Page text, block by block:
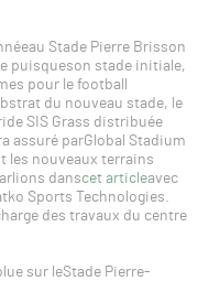
Stade Pierre Brisson
puisqueson stade initiale,
pour le football
du nouveau stade, le
SIS Grass distribuée
assuré parGlobal Stadium
les nouveaux terrains
danscet articleavec
Sports Technologies.
des travaux du centre
sur leStade Pierre-